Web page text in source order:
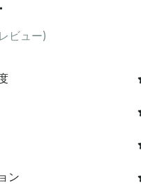
を受けた船長には含まれて
払い
約が確認され次第、正確
接メッセージを送って、
たり、予約前に質問した
前に、すべての利用規約
ビュー)
ン